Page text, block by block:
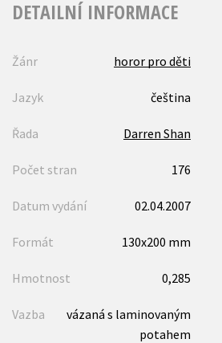
DETAILNÍ INFORMACE
Žánr horor pro děti
Jazyk čeština
Řada Darren Shan
Počet stran 176
Datum vydání 02.04.2007
Formát 130x200 mm
Hmotnost 0,285
Vazba
vázaná s laminovaným
potahem